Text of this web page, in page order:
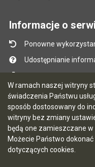
W ramach naszej witryny
świadczenia Państwu
sposób dostosowany do
witryny bez zmiany
będą one zamieszczane
Możecie Państwo
dotyczących cookies.
Informacje o
Ponowne
Udostępnianie
Instrukcja obsługi
Statystyki
Ostatnio dodane
Ostatnia aktualizacja